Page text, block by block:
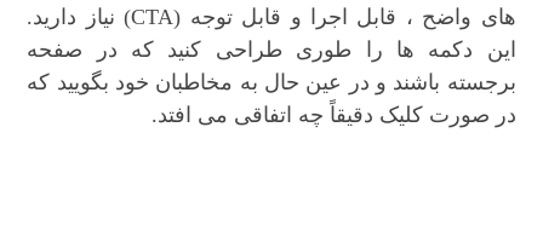
های واضح ، قابل اجرا و قابل توجه (CTA) نیاز دارید.
این دکمه ها را طوری طراحی کنید که در صفحه
برجسته باشند و در عین حال به مخاطبان خود بگویید که
در صورت کلیک دقیقاً چه اتفاقی می افتد.